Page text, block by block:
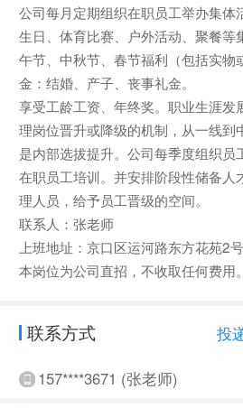
公司每月定期组织在职员工举办集
生日、体育比赛、户外活动、聚餐等
午节、中秋节、春节福利（包括实物
金：结婚、产子、丧事礼金。
享受工龄工资、年终奖。职业生涯发
理岗位晋升或降级的机制，从一线到
是内部选拔提升。公司每季度组织员
在职员工培训。并安排阶段性储备人
理人员，给予员工晋级的空间。
联系人：张老师
上班地址：京口区运河路东方花苑2
本岗位为公司直招，不收取任何费用。
联系方式 投
157****3671 (张老师)